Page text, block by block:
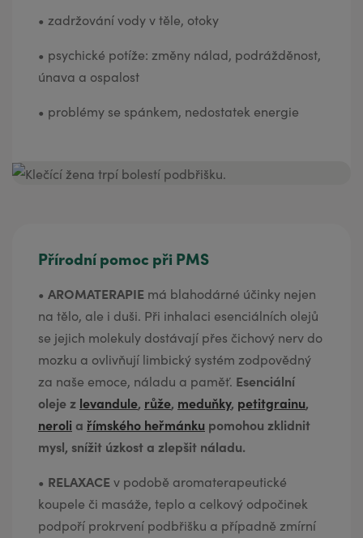
• zadržování vody v těle, otoky
• psychické potíže: změny nálad, podrážděnost,
únava a ospalost
• problémy se spánkem, nedostatek energie
Přírodní pomoc při PMS
• AROMATERAPIE má blahodárné účinky nejen
na tělo, ale i duši. Při inhalaci esenciálních olejů
se jejich molekuly dostávají přes čichový nerv do
mozku a ovlivňují limbický systém zodpovědný
za naše emoce, náladu a paměť. Esenciální
oleje z levandule, růže, meduňky, petitgrainu,
nerolia římského heřmánku pomohou zklidnit
mysl, snížit úzkost a zlepšit náladu.
• RELAXACEv podobě aromaterapeutické
koupele či masáže, teplo a celkový odpočinek
podpoří prokrvení podbřišku a případně zmírní